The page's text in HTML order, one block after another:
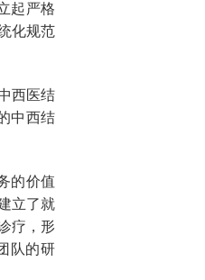
起严格
化规范
西医结
中西结
的价值
立了就
疗，形
队的研